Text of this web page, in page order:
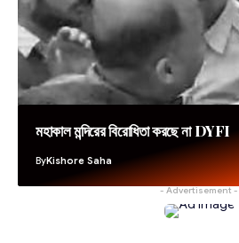
মহাকাল মন্দিরের বিরোধিতা করছে না DYFI
ByKishore Saha
- Advertisement -